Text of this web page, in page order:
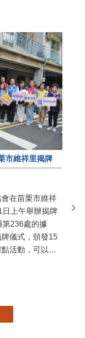
市維祥里揭牌
在苗栗市維祥
日上午舉辦揭牌
236處的據
儀式，頒發15
活動，可以更
苗